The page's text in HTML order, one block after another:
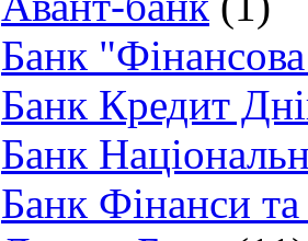
Банк "Фінансова
Банк Кредит
Банк
Банк Фінанси